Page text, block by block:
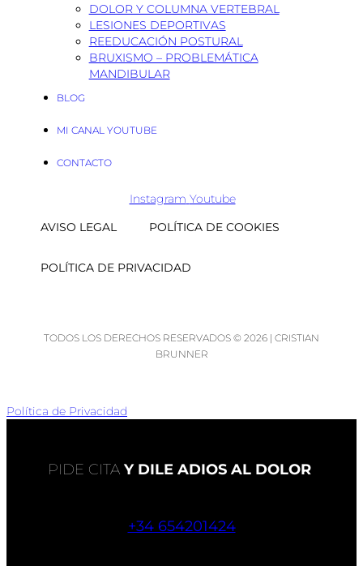
DOLOR Y COLUMNA VERTEBRAL
LESIONES DEPORTIVAS
REEDUCACIÓN POSTURAL
BRUXISMO – PROBLEMÁTICA
MANDIBULAR
BLOG
MI CANAL YOUTUBE
CONTACTO
Instagram Youtube
AVISO LEGAL
POLÍTICA DE COOKIES
POLÍTICA DE PRIVACIDAD
TODOS LOS DERECHOS RESERVADOS © 2026 | CRISTIAN
BRUNNER
Política de Privacidad
PIDE CITA Y DILE ADIOS AL DOLOR
+34 654201424